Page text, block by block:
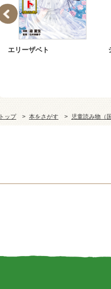
エリーザベト
トップ 本をさがす 児童読み物（